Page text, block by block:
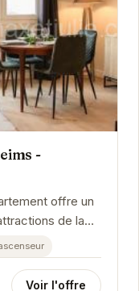
-
offre un
de la
débit, il...
Voir l'offre